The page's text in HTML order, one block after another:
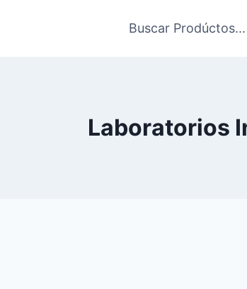
Buscar Prodúctos...
Laboratorios